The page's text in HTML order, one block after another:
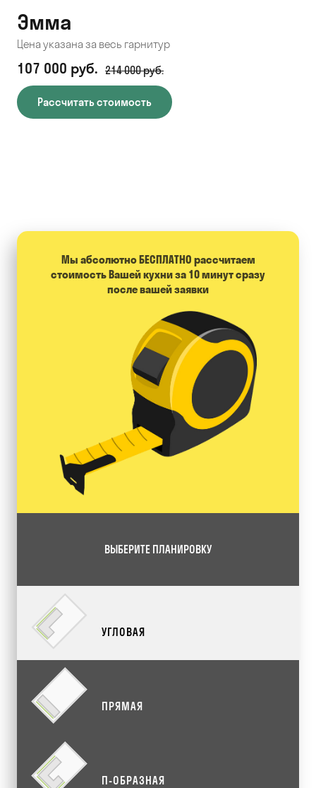
Эмма
Цена указана за весь гарнитур
107 000 руб. 214 000 руб.
Рассчитать стоимость
Мы абсолютно БЕСПЛАТНО расcчитаем
стоимость Вашей кухни за 10 минут сразу
после вашей заявки
ВЫБЕРИТЕ ПЛАНИРОВКУ
УГЛОВАЯ
ПРЯМАЯ
П-ОБРАЗНАЯ